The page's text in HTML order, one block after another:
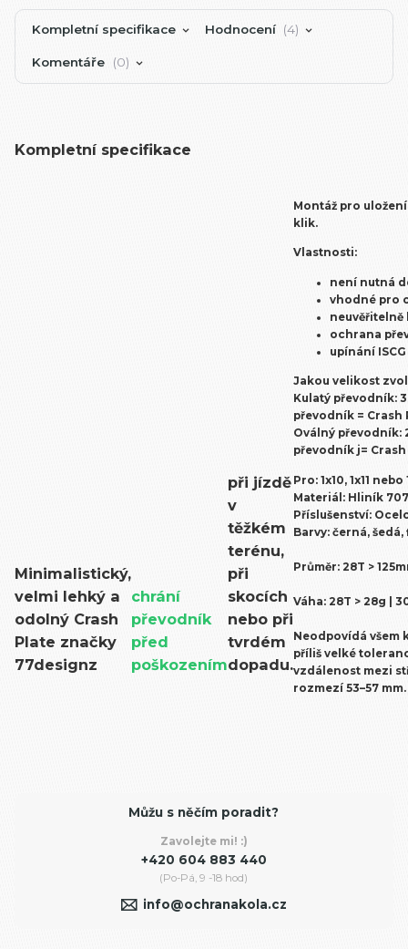
Kompletní specifikace Hodnocení 4
Komentáře 0
Kompletní specifikace
Minimalistický,
velmi lehký a
odolný Crash
Plate značky
77designz
chrání
převodník
před
poškozením
při jízdě
v
těžkém
terénu,
při
skocích
nebo při
tvrdém
dopadu.
Montáž pro
klik.
Vlastnosti:
není nutná
vhodné pro
neuvěřitelně
ochrana
upínání
Jakou velikost
Kulatý převodník:
převodník = Crash
Oválný převodník:
převodník j=
Pro: 1x10, 1x11
Materiál: Hliník
Příslušenství:
Barvy: černá,
Průměr: 28T >
Váha: 28T > 28g |
Neodpovídá všem
příliš velké
vzdálenost mezi
rozmezí 53–57 mm.
Můžu s něčím poradit?
Zavolejte mi! :)
+420 604 883 440
(Po-Pá, 9 -18 hod)
info@ochranakola.cz